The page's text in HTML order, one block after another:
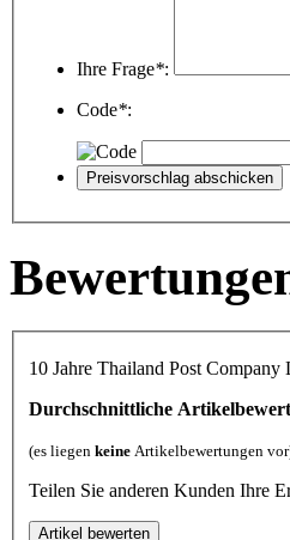
Ihre Frage*:
Code*:
10 Jahre Thailand Post
Durchschnittliche
(es liegen keine Artikelbewertungen
Teilen Sie anderen Kunden Ihre